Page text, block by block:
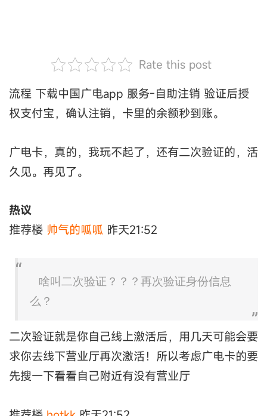
Rate this post
流程 下载中国广电app 服务-自助注销 验证后授
权支付宝，确认注销，卡里的余额秒到账。
广电卡，真的，我玩不起了，还有二次验证的，活
久见。再见了。
热议
推荐楼 帅气的呱呱 昨天21:52
啥叫二次验证？？？再次验证身份信息
么？
二次验证就是你自己线上激活后，用几天可能会要
求你去线下营业厅再次激活！所以考虑广电卡的要
先搜一下看看自己附近有没有营业厅